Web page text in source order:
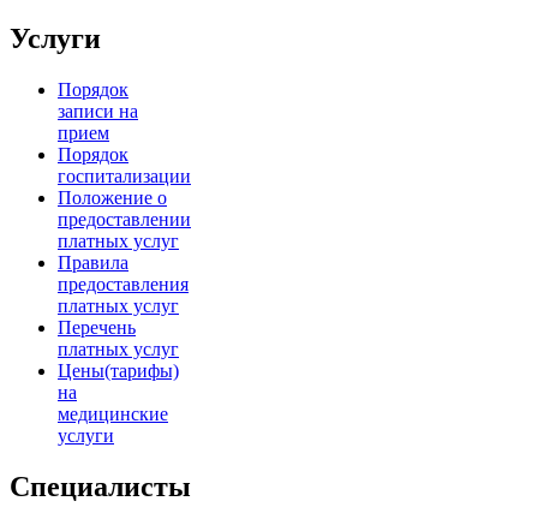
Услуги
Порядок
записи на
прием
Порядок
госпитализации
Положение о
предоставлении
платных услуг
Правила
предоставления
платных услуг
Перечень
платных услуг
Цены(тарифы)
на
медицинские
услуги
Специалисты